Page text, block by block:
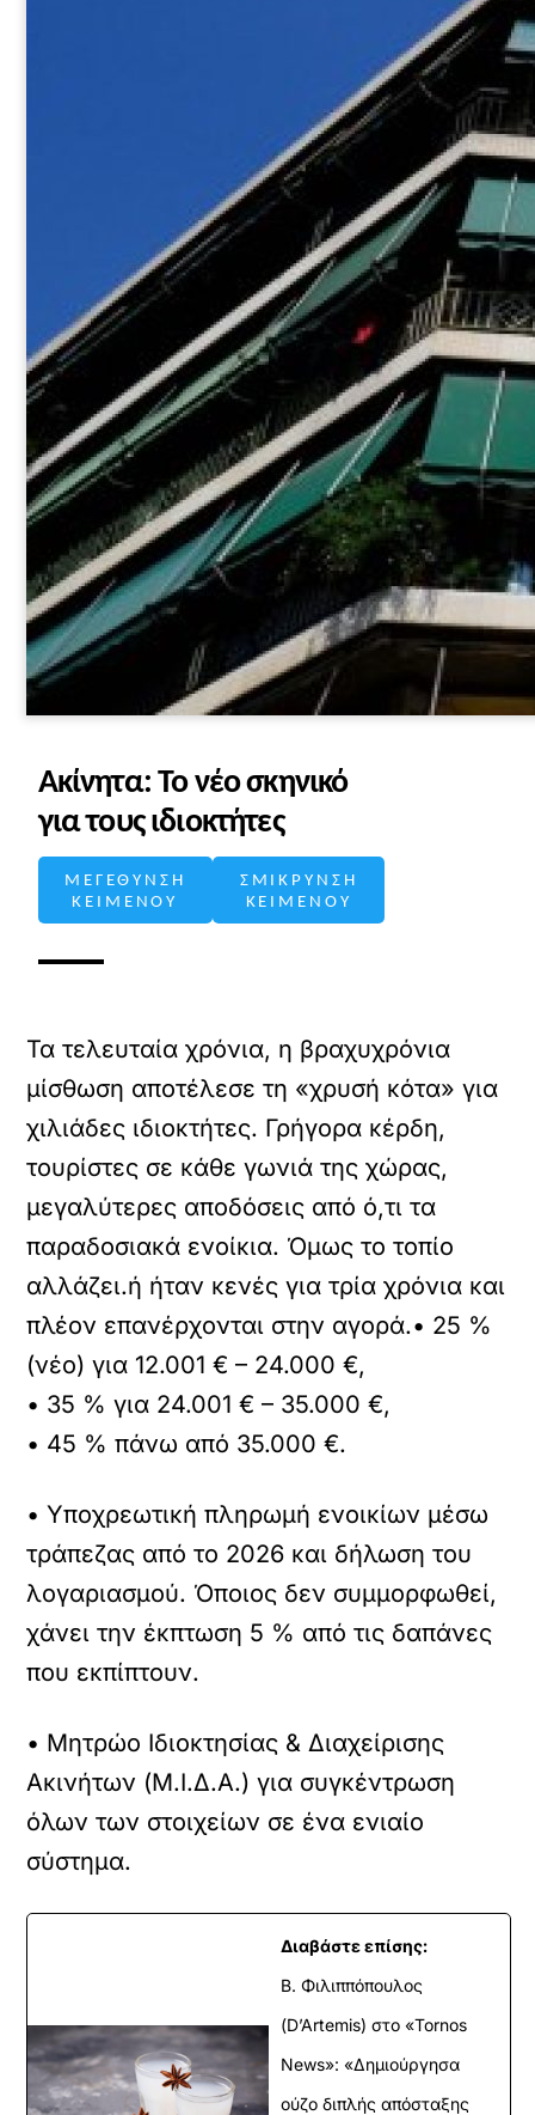
Ακίνητα: Το νέο σκηνικό
για τους ιδιοκτήτες
ΜΕΓΕΘΥΝΣΗ
ΚΕΙΜΕΝΟΥ
ΣΜΙΚΡΥΝΣΗ
ΚΕΙΜΕΝΟΥ
Τα τελευταία χρόνια, η βραχυχρόνια
μίσθωση αποτέλεσε τη «χρυσή κότα» για
χιλιάδες ιδιοκτήτες. Γρήγορα κέρδη,
τουρίστες σε κάθε γωνιά της χώρας,
μεγαλύτερες αποδόσεις από ό,τι τα
παραδοσιακά ενοίκια. Όμως το τοπίο
αλλάζει.ή ήταν κενές για τρία χρόνια και
πλέον επανέρχονται στην αγορά.• 25 %
(νέο) για 12.001 € – 24.000 €,
• 35 % για 24.001 € – 35.000 €,
• 45 % πάνω από 35.000 €.
• Υποχρεωτική πληρωμή ενοικίων μέσω
τράπεζας από το 2026 και δήλωση του
λογαριασμού. Όποιος δεν συμμορφωθεί,
χάνει την έκπτωση 5 % από τις δαπάνες
που εκπίπτουν.
• Μητρώο Ιδιοκτησίας & Διαχείρισης
Ακινήτων (Μ.Ι.Δ.Α.) για συγκέντρωση
όλων των στοιχείων σε ένα ενιαίο
σύστημα.
Διαβάστε επίσης:
Β. Φιλιππόπουλος
(D’Artemis) στο «Tornos
News»: «Δημιούργησα
ούζο διπλής απόσταξης